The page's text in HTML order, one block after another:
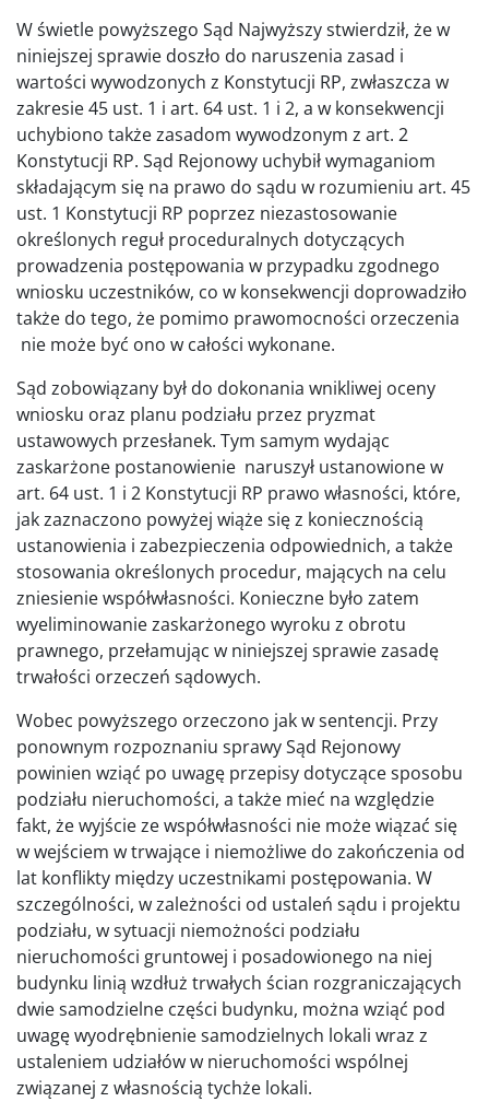
W świetle powyższego Sąd Najwyższy stwierdził, że w
niniejszej sprawie doszło do naruszenia zasad i
wartości wywodzonych z Konstytucji RP, zwłaszcza w
zakresie 45 ust. 1 i art. 64 ust. 1 i 2, a w konsekwencji
uchybiono także zasadom wywodzonym z art. 2
Konstytucji RP. Sąd Rejonowy uchybił wymaganiom
składającym się na prawo do sądu w rozumieniu art. 45
ust. 1 Konstytucji RP poprzez niezastosowanie
określonych reguł proceduralnych dotyczących
prowadzenia postępowania w przypadku zgodnego
wniosku uczestników, co w konsekwencji doprowadziło
także do tego, że pomimo prawomocności orzeczenia
nie może być ono w całości wykonane.
Sąd zobowiązany był do dokonania wnikliwej oceny
wniosku oraz planu podziału przez pryzmat
ustawowych przesłanek. Tym samym wydając
zaskarżone postanowienie naruszył ustanowione w
art. 64 ust. 1 i 2 Konstytucji RP prawo własności, które,
jak zaznaczono powyżej wiąże się z koniecznością
ustanowienia i zabezpieczenia odpowiednich, a także
stosowania określonych procedur, mających na celu
zniesienie współwłasności. Konieczne było zatem
wyeliminowanie zaskarżonego wyroku z obrotu
prawnego, przełamując w niniejszej sprawie zasadę
trwałości orzeczeń sądowych.
Wobec powyższego orzeczono jak w sentencji. Przy
ponownym rozpoznaniu sprawy Sąd Rejonowy
powinien wziąć po uwagę przepisy dotyczące sposobu
podziału nieruchomości, a także mieć na względzie
fakt, że wyjście ze współwłasności nie może wiązać się
w wejściem w trwające i niemożliwe do zakończenia od
lat konflikty między uczestnikami postępowania. W
szczególności, w zależności od ustaleń sądu i projektu
podziału, w sytuacji niemożności podziału
nieruchomości gruntowej i posadowionego na niej
budynku linią wzdłuż trwałych ścian rozgraniczających
dwie samodzielne części budynku, można wziąć pod
uwagę wyodrębnienie samodzielnych lokali wraz z
ustaleniem udziałów w nieruchomości wspólnej
związanej z własnością tychże lokali.